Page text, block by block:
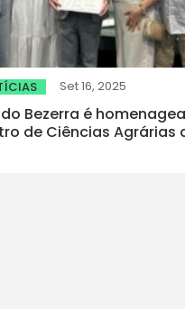
Set 16, 2025
Bezerra é
de Ciências Agrárias